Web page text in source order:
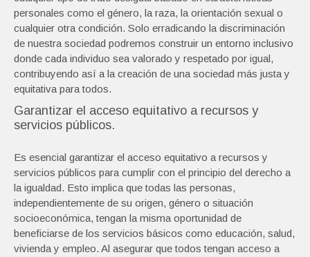
personales como el género, la raza, la orientación sexual o
cualquier otra condición. Solo erradicando la discriminación
de nuestra sociedad podremos construir un entorno inclusivo
donde cada individuo sea valorado y respetado por igual,
contribuyendo así a la creación de una sociedad más justa y
equitativa para todos.
Garantizar el acceso equitativo a recursos y
servicios públicos.
Es esencial garantizar el acceso equitativo a recursos y
servicios públicos para cumplir con el principio del derecho a
la igualdad. Esto implica que todas las personas,
independientemente de su origen, género o situación
socioeconómica, tengan la misma oportunidad de
beneficiarse de los servicios básicos como educación, salud,
vivienda y empleo. Al asegurar que todos tengan acceso a